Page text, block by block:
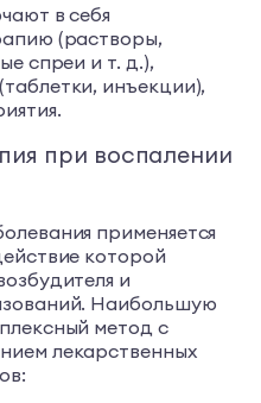
в себя
(растворы,
спреи и т. д.),
инъекции),
при воспалении
применяется
которой
и
Наибольшую
метод с
лекарственных